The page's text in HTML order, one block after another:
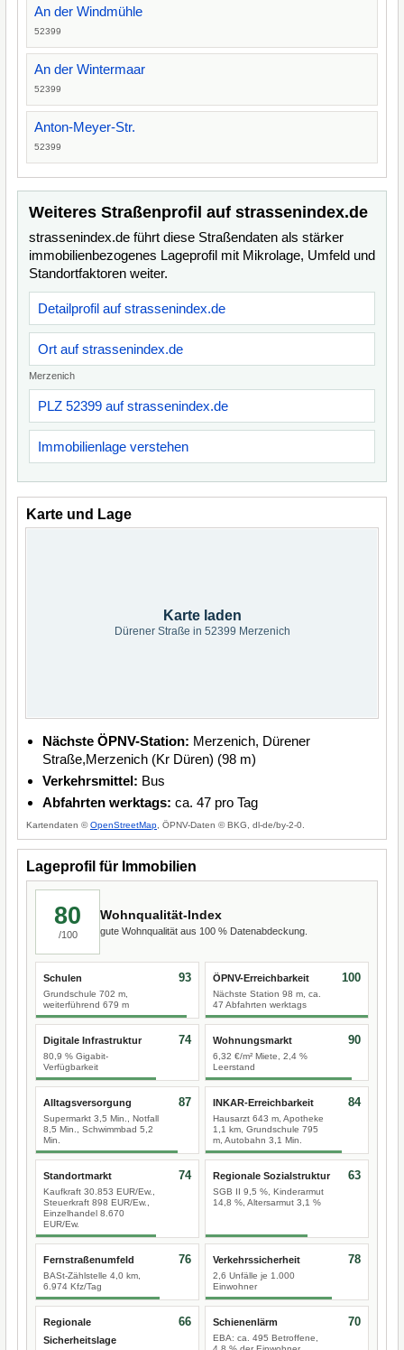
An der Windmühle
52399
An der Wintermaar
52399
Anton-Meyer-Str.
52399
Weiteres Straßenprofil auf strassenindex.de
strassenindex.de führt diese Straßendaten als stärker
immobilienbezogenes Lageprofil mit Mikrolage, Umfeld und
Standortfaktoren weiter.
Detailprofil auf strassenindex.de
Ort auf strassenindex.de
Merzenich
PLZ 52399 auf strassenindex.de
Immobilienlage verstehen
Karte und Lage
Karte laden
Dürener Straße in 52399 Merzenich
Nächste ÖPNV-Station: Merzenich, Dürener
Straße,Merzenich (Kr Düren) (98 m)
Verkehrsmittel: Bus
Abfahrten werktags: ca. 47 pro Tag
Kartendaten ©OpenStreetMap , ÖPNV-Daten © BKG, dl-de/by-2-0.
Lageprofil für Immobilien
80
/100
Wohnqualität-Index
gute Wohnqualität aus 100 % Datenabdeckung.
Schulen
Grundschule 702 m,
weiterführend 679 m
93 ÖPNV-Erreichbarkeit
Nächste Station 98 m, ca.
47 Abfahrten werktags
100
Digitale Infrastruktur
80,9 % Gigabit-
Verfügbarkeit
74 Wohnungsmarkt
6,32 €/m² Miete, 2,4 %
Leerstand
90
Alltagsversorgung
Supermarkt 3,5 Min., Notfall
8,5 Min., Schwimmbad 5,2
Min.
87 INKAR-Erreichbarkeit
Hausarzt 643 m, Apotheke
1,1 km, Grundschule 795
m, Autobahn 3,1 Min.
84
Standortmarkt
Kaufkraft 30.853 EUR/Ew.,
Steuerkraft 898 EUR/Ew.,
Einzelhandel 8.670
EUR/Ew.
74 Regionale Sozialstruktur
SGB II 9,5 %, Kinderarmut
14,8 %, Altersarmut 3,1 %
63
Fernstraßenumfeld
BASt-Zählstelle 4,0 km,
6.974 Kfz/Tag
76 Verkehrssicherheit
2,6 Unfälle je 1.000
Einwohner
78
Regionale
Sicherheitslage
66 Schienenlärm
EBA: ca. 495 Betroffene,
70